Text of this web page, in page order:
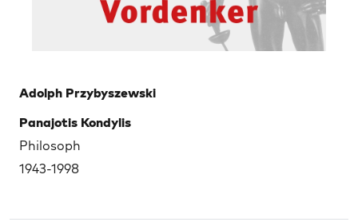
Adolph Przybyszewski
Panajotis Kondylis
Philosoph
1943-1998